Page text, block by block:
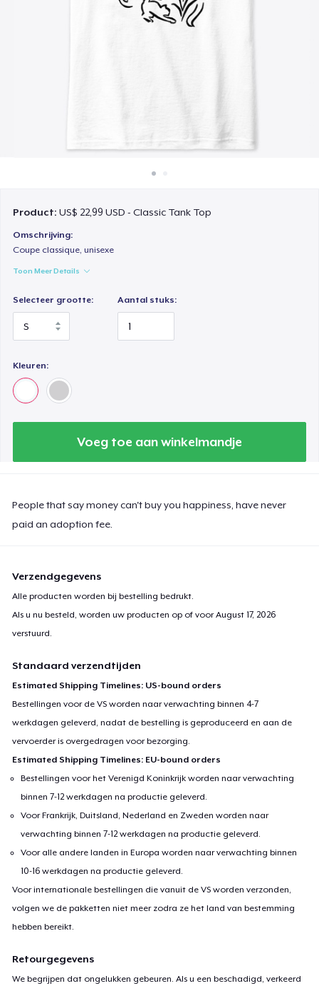
Product:US$ 22,99 USD - Classic Tank Top
Omschrijving:
Coupe classique, unisexe
Toon Meer Details
Selecteer grootte: Aantal stuks:
Kleuren:
Voeg toe aan winkelmandje
People that say money can't buy you happiness, have never
paid an adoption fee.
Verzendgegevens
Alle producten worden bij bestelling bedrukt.
Als u nu besteld, worden uw producten op of voorAugust 17, 2026
verstuurd.
Standaard verzendtijden
Estimated Shipping Timelines: US-bound orders
Bestellingen voor de VS worden naar verwachting binnen 4-7
werkdagen geleverd, nadat de bestelling is geproduceerd en aan de
vervoerder is overgedragen voor bezorging.
Estimated Shipping Timelines: EU-bound orders
Bestellingen voor het Verenigd Koninkrijk worden naar verwachting
binnen 7-12 werkdagen na productie geleverd.
Voor Frankrijk, Duitsland, Nederland en Zweden worden naar
verwachting binnen 7-12 werkdagen na productie geleverd.
Voor alle andere landen in Europa worden naar verwachting binnen
10-16 werkdagen na productie geleverd.
Voor internationale bestellingen die vanuit de VS worden verzonden,
volgen we de pakketten niet meer zodra ze het land van bestemming
hebben bereikt.
Retourgegevens
We begrijpen dat ongelukken gebeuren. Als u een beschadigd, verkeerd